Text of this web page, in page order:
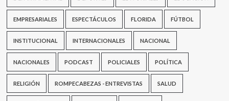
EMPRESARIALES ESPECTÁCULOS FLORIDA FÚTBOL
INSTITUCIONAL INTERNACIONALES NACIONAL
NACIONALES PODCAST POLICIALES POLÍTICA
RELIGIÓN ROMPECABEZAS - ENTREVISTAS SALUD